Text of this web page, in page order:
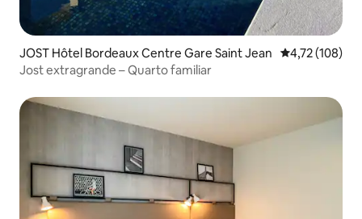
JOST Hôtel Bordeaux Centre Gare Saint Jean 4,72 de uma
4,72 (108)
Jost extragrande – Quarto familiar